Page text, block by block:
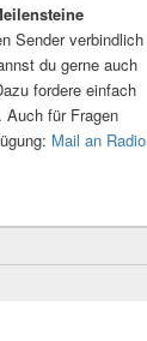
Sender verbindlich
du gerne auch
fordere einfach
Auch für Fragen
Mail an Radio